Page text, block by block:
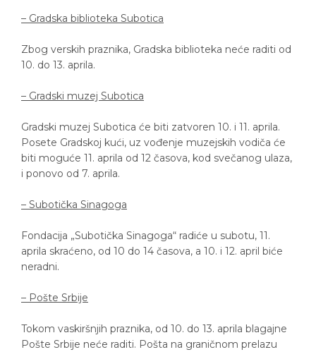
– Gradska biblioteka Subotica
Zbog verskih praznika, Gradska biblioteka neće raditi od
10. do 13. aprila.
– Gradski muzej Subotica
Gradski muzej Subotica će biti zatvoren 10. i 11. aprila.
Posete Gradskoj kući, uz vođenje muzejskih vodiča će
biti moguće 11. aprila od 12 časova, kod svečanog ulaza,
i ponovo od 7. aprila.
– Subotička Sinagoga
Fondacija „Subotička Sinagoga“ radiće u subotu, 11.
aprila skraćeno, od 10 do 14 časova, a 10. i 12. april biće
neradni.
– Pošte Srbije
Tokom vaskiršnjih praznika, od 10. do 13. aprila blagajne
Pošte Srbije neće raditi. Pošta na graničnom prelazu